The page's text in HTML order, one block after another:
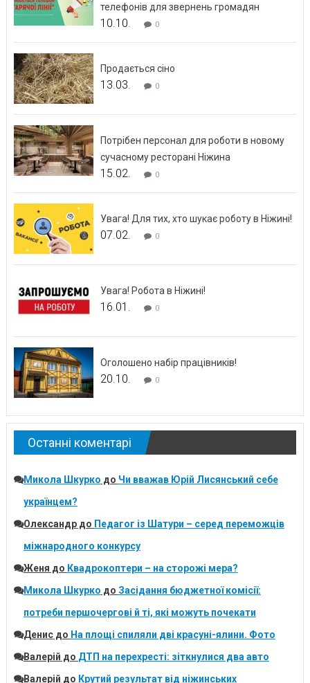
телефонів для звернень громадян
10.10. 0
Продається сіно
13.03. 0
Потрібен персонал для роботи в новому
сучасному ресторані Ніжина
15.02. 0
Увага! Для тих, хто шукає роботу в Ніжині!
07.02. 0
Увага! Робота в Ніжині!
16.01. 0
Оголошено набір працівників!
20.10. 0
Останні коментарі
Микола Шкурко до Чи вважав Юрій Лисянський себе
українцем?
Олександрдо Педагог із Шатури – серед переможців
міжнародного конкурсу
Женя до Квадрокоптери – на сторожі мера?
Микола Шкурко до Засідання бюджетної комісії:
потреби першочергові й ті, які можуть почекати
Денисдо На площі спиляли дві красуні-ялини. Фото
Валерій до ДТП на перехресті: зіткнулися два авто
Валерій до Крутий результат від ніжинських